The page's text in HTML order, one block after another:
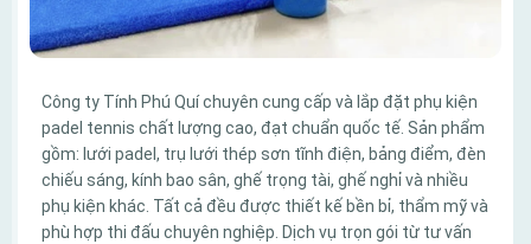
Công ty Tính Phú Quí chuyên cung cấp và lắp đặt phụ kiện
padel tennis chất lượng cao, đạt chuẩn quốc tế. Sản phẩm
gồm: lưới padel, trụ lưới thép sơn tĩnh điện, bảng điểm, đèn
chiếu sáng, kính bao sân, ghế trọng tài, ghế nghỉ và nhiều
phụ kiện khác. Tất cả đều được thiết kế bền bỉ, thẩm mỹ và
phù hợp thi đấu chuyên nghiệp. Dịch vụ trọn gói từ tư vấn